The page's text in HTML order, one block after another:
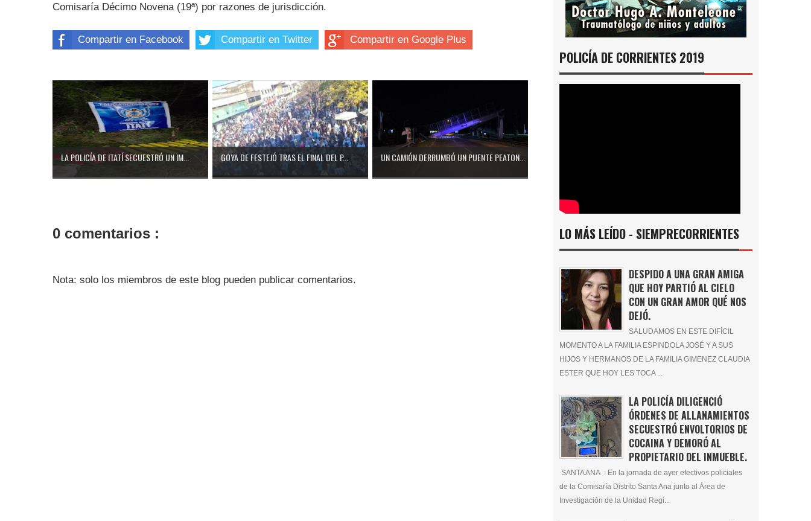
Comisaría Décimo Novena (19ª) por razones de jurisdicción.
Compartir en Facebook Compartir en Twitter Compartir en Google Plus
LA POLICÍA DE ITATÍ SECUESTRÓ UN IM... GOYA DE FESTEJÓ TRAS EL FINAL DEL P... UN CAMIÓN DERRUMBÓ UN PUENTE PEATON...
0 comentarios :
Nota: solo los miembros de este blog pueden publicar comentarios.
POLICÍA DE CORRIENTES 2019
LO MÁS LEÍDO - SIEMPRECORRIENTES
DESPIDO A UNA GRAN AMIGA
QUE HOY PARTIÓ AL CIELO
CON UN GRAN AMOR QUÉ NOS
DEJÓ.
SALUDAMOS EN ESTE DIFÍCIL
MOMENTO A LA FAMILIA ESPINDOLA JOSÉ Y A SUS
HIJOS Y HERMANOS DE LA FAMILIA GIMENEZ CLAUDIA
ESTER QUE HOY LES TOCA ...
LA POLICÍA DILIGENCIÓ
ÓRDENES DE ALLANAMIENTOS
SECUESTRÓ ENVOLTORIOS DE
COCAINA Y DEMORÓ AL
PROPIETARIO DEL INMUEBLE.
SANTA ANA : En la jornada de ayer efectivos policiales
de la Comisaría Distrito Santa Ana junto al Área de
Investigación de la Unidad Regi...